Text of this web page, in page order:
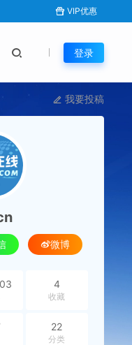
VIP优惠
登录
我要投稿
微博
4
收藏
22
分类